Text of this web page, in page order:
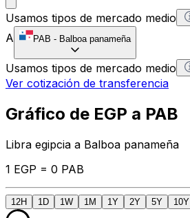
Usamos tipos de mercado medio
A
PAB - Balboa panameña
Usamos tipos de mercado medio
Ver cotización de transferencia
Gráfico de EGP a PAB
Libra egipcia a Balboa panameña
1 EGP = 0 PAB
12H 1D 1W 1M 1Y 2Y 5Y 10Y